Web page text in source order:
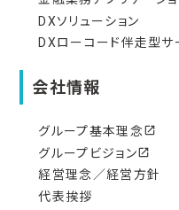
DXソリューション
DXローコード伴走型サ
会社情報
グループ基本理念 open_in_new
グループビジョンopen_in_new
経営理念／経営方針
代表挨拶